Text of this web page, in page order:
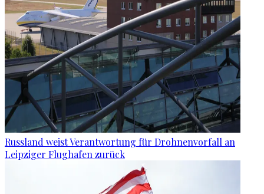
Russland weist Verantwortung für Drohnenvorfall an
Leipziger Flughafen zurück